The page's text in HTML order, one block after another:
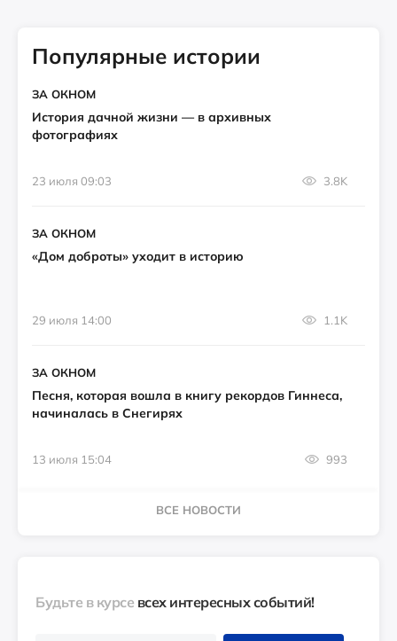
Популярные истории
ЗА ОКНОМ
История дачной жизни — в архивных
фотографиях
23 июля 09:03 3.8K
ЗА ОКНОМ
«Дом доброты» уходит в историю
29 июля 14:00 1.1K
ЗА ОКНОМ
Песня, которая вошла в книгу рекордов Гиннеса,
начиналась в Снегирях
13 июля 15:04 993
ВСЕ НОВОСТИ
Будьте в курсе всех интересных событий!